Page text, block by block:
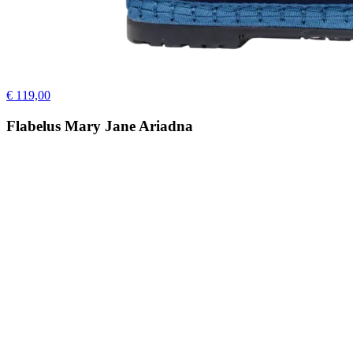
€ 119,00
Flabelus Mary Jane Ariadna